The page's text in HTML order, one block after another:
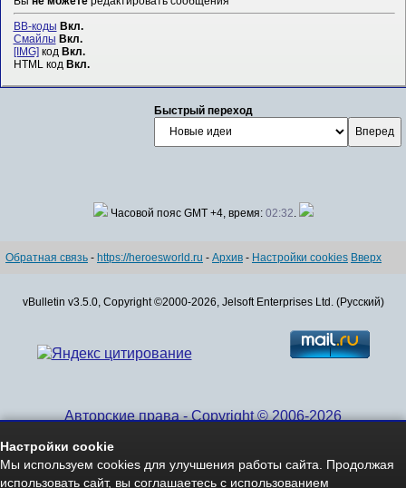
BB-коды Вкл.
Смайлы Вкл.
[IMG]код Вкл.
HTML код Вкл.
Быстрый переход
Часовой пояс GMT +4, время: 02:32.
Обратная связь - https://heroesworld.ru - Архив - Настройки cookies Вверх
vBulletin v3.5.0, Copyright ©2000-2026, Jelsoft Enterprises Ltd. (Русский)
Авторские права - Copyright © 2006-2026
Настройки cookie
Мы используем cookies для улучшения работы сайта. Продолжая
использовать сайт, вы соглашаетесь с использованием